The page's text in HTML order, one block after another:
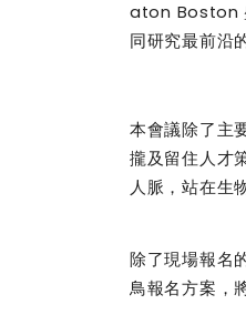
aton Boston
同研究最前沿
本會議除了主
攏及留住人才
人脈，站在生
除了現場報名
鳥報名方案，